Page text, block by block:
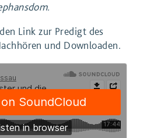
Link zur Predigt des
und Downloaden.